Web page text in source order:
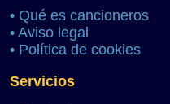
• Qué es cancioneros
• Aviso legal
• Política de cookies
Servicios